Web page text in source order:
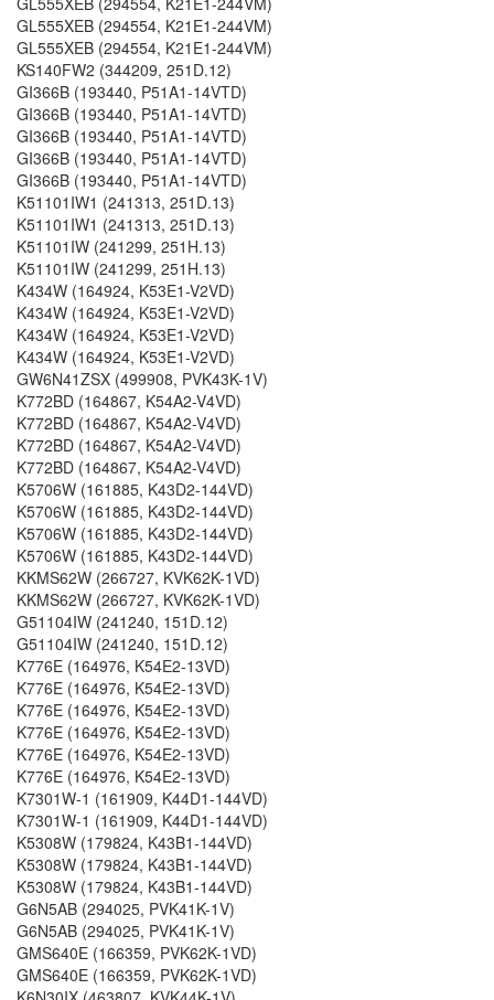
GL555XEB (294554, K21E1-244VM)
GL555XEB (294554, K21E1-244VM)
KS140FW2 (344209, 251D.12)
GI366B (193440, P51A1-14VTD)
GI366B (193440, P51A1-14VTD)
GI366B (193440, P51A1-14VTD)
GI366B (193440, P51A1-14VTD)
GI366B (193440, P51A1-14VTD)
K51101IW1 (241313, 251D.13)
K51101IW1 (241313, 251D.13)
K51101IW (241299, 251H.13)
K51101IW (241299, 251H.13)
K434W (164924, K53E1-V2VD)
K434W (164924, K53E1-V2VD)
K434W (164924, K53E1-V2VD)
K434W (164924, K53E1-V2VD)
GW6N41ZSX (499908, PVK43K-1V)
K772BD (164867, K54A2-V4VD)
K772BD (164867, K54A2-V4VD)
K772BD (164867, K54A2-V4VD)
K772BD (164867, K54A2-V4VD)
K5706W (161885, K43D2-144VD)
K5706W (161885, K43D2-144VD)
K5706W (161885, K43D2-144VD)
K5706W (161885, K43D2-144VD)
KKMS62W (266727, KVK62K-1VD)
KKMS62W (266727, KVK62K-1VD)
G51104IW (241240, 151D.12)
G51104IW (241240, 151D.12)
K776E (164976, K54E2-13VD)
K776E (164976, K54E2-13VD)
K776E (164976, K54E2-13VD)
K776E (164976, K54E2-13VD)
K776E (164976, K54E2-13VD)
K776E (164976, K54E2-13VD)
K7301W-1 (161909, K44D1-144VD)
K7301W-1 (161909, K44D1-144VD)
K5308W (179824, K43B1-144VD)
K5308W (179824, K43B1-144VD)
K5308W (179824, K43B1-144VD)
G6N5AB (294025, PVK41K-1V)
G6N5AB (294025, PVK41K-1V)
GMS640E (166359, PVK62K-1VD)
GMS640E (166359, PVK62K-1VD)